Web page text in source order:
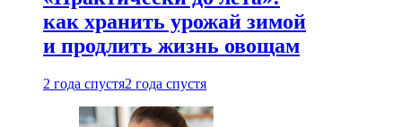
как хранить урожай зимой
и продлить жизнь овощам
2 года спустя2 года спустя